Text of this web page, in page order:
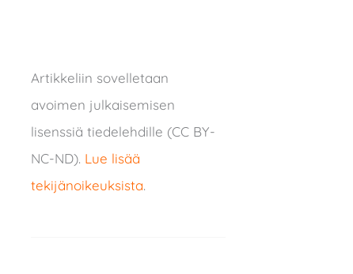
Artikkeliin sovelletaan
avoimen julkaisemisen
lisenssiä tiedelehdille (CC BY-
NC-ND). Lue lisää
tekijänoikeuksista.